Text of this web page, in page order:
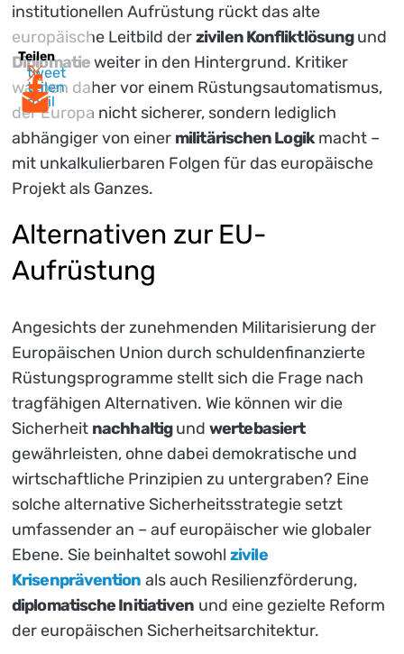
Teilen
tweet
teilen
mail
institutionellen Aufrüstung rückt das alte
europäische Leitbild derzivilen Konfliktlösungund
Diplomatieweiter in den Hintergrund. Kritiker
warnen daher vor einem Rüstungsautomatismus,
der Europa nicht sicherer, sondern lediglich
abhängiger von einer militärischen Logikmacht –
mit unkalkulierbaren Folgen für das europäische
Projekt als Ganzes.
Alternativen zur EU-
Aufrüstung
Angesichts der zunehmenden Militarisierung der
Europäischen Union durch schuldenfinanzierte
Rüstungsprogramme stellt sich die Frage nach
tragfähigen Alternativen. Wie können wir die
Sicherheit nachhaltigund wertebasiert
gewährleisten, ohne dabei demokratische und
wirtschaftliche Prinzipien zu untergraben? Eine
solche alternative Sicherheitsstrategie setzt
umfassender an – auf europäischer wie globaler
Ebene. Sie beinhaltet sowohl zivile
Krisenprävention als auch Resilienzförderung,
diplomatische Initiativen und eine gezielte Reform
der europäischen Sicherheitsarchitektur.